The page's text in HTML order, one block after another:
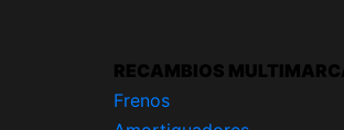
RECAMBIOS
Frenos